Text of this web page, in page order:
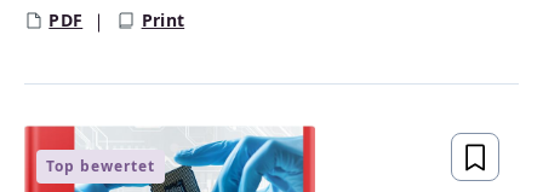
PDF Print
Top bewertet